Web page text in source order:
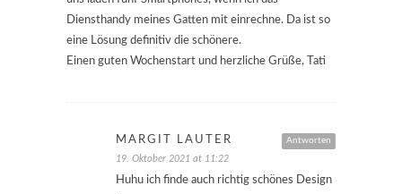
Diensthandy meines Gatten mit einrechne. Da ist so
eine Lösung definitiv die schönere.
Einen guten Wochenstart und herzliche Grüße, Tati
Antworten
MARGIT LAUTER
19. Oktober 2021 at 11:22
Huhu ich finde auch richtig schönes Design